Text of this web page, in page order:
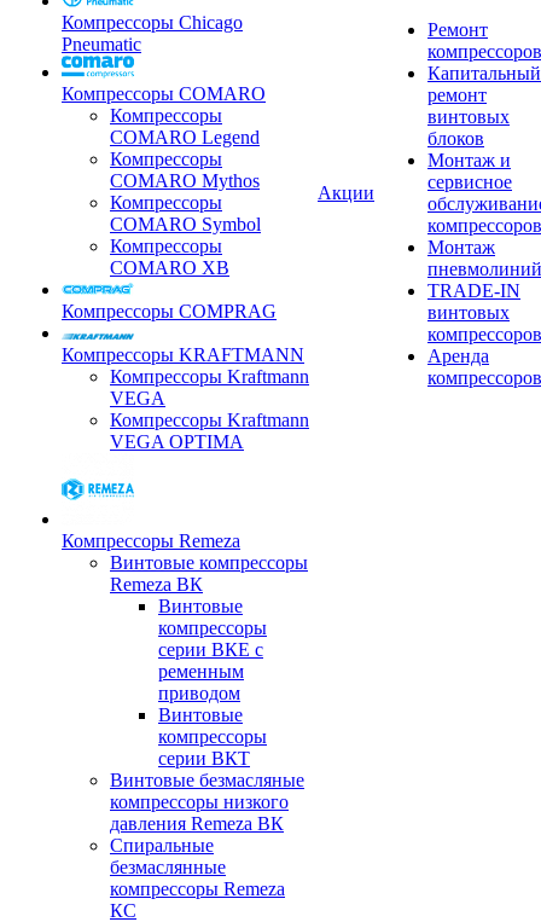
Компрессоры Chicago
Pneumatic
Компрессоры COMARO
Компрессоры
COMARO Legend
Компрессоры
COMARO Mythos
Компрессоры
COMARO Symbol
Компрессоры
COMARO XB
Компрессоры COMPRAG
Компрессоры KRAFTMANN
Компрессоры Kraftmann
VEGA
Компрессоры Kraftmann
VEGA OPTIMA
Компрессоры Remeza
Винтовые компрессоры
Remeza ВК
Винтовые
компрессоры
серии ВКЕ с
ременным
приводом
Винтовые
компрессоры
серии ВКТ
Винтовые безмасляные
компрессоры низкого
давления Remeza ВК
Спиральные
безмаслянные
компрессоры Remeza
КС
Акции
Ремонт
компрессоров
Капитальный
ремонт
винтовых
блоков
Монтаж и
сервисное
компрессоров
Монтаж
пневмолиний
TRADE-IN
винтовых
компрессоров
Аренда
компрессоров